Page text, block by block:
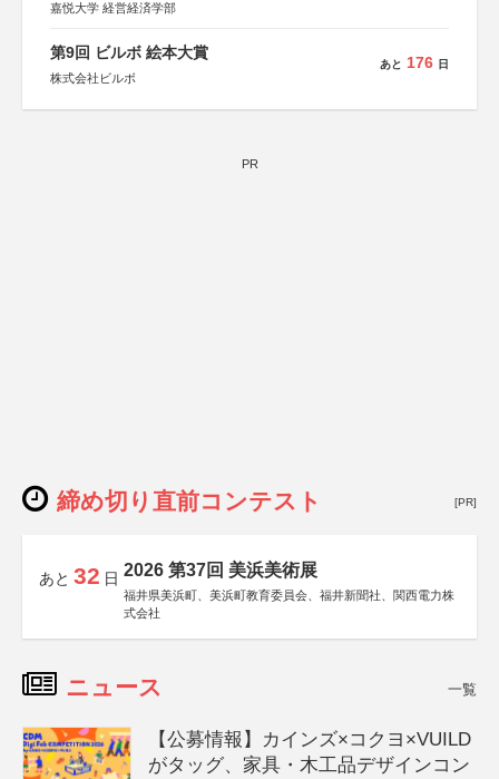
嘉悦大学 経営経済学部
第9回 ビルボ 絵本大賞
株式会社ビルボ
あと 176 日
PR
締め切り直前コンテスト [PR]
あと 32 日 2026 第37回 美浜美術展
福井県美浜町、美浜町教育委員会、福井新聞社、関西電力株
式会社
ニュース 一覧
【公募情報】カインズ×コクヨ×VUILD
がタッグ、家具・木工品デザインコン